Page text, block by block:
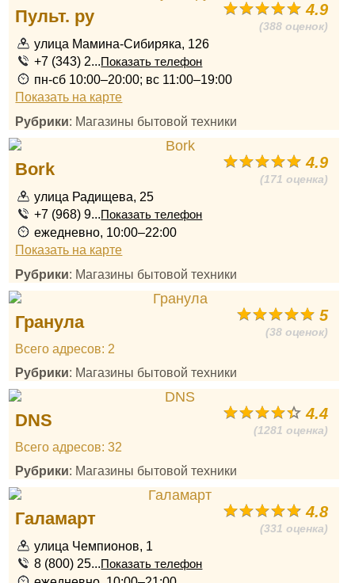
4.9
(388 оценок)
Пульт. ру
улица Мамина-Сибиряка, 126
+7 (343) 2...Показать телефон
пн-сб 10:00–20:00; вс 11:00–19:00
Показать на карте
Рубрики: Магазины бытовой техники
4.9
(171 оценка)
Bork
улица Радищева, 25
+7 (968) 9...Показать телефон
ежедневно, 10:00–22:00
Показать на карте
Рубрики: Магазины бытовой техники
5
(38 оценок)
Гранула
Всего адресов: 2
Рубрики: Магазины бытовой техники
4.4
(1281 оценка)
DNS
Всего адресов: 32
Рубрики: Магазины бытовой техники
4.8
(331 оценка)
Галамарт
улица Чемпионов, 1
8 (800) 25...Показать телефон